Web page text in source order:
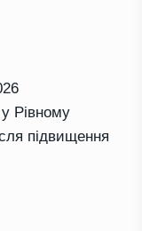
Рівному
підвищення